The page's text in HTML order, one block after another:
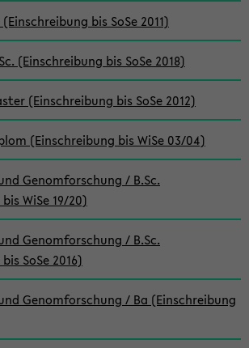
bis SoSe 2011)
(Einschreibung bis SoSe 2018)
(Einschreibung bis SoSe 2012)
(Einschreibung bis WiSe 03/04)
Genomforschung / B.Sc.
WiSe 19/20)
Genomforschung / B.Sc.
SoSe 2016)
Genomforschung / Ba (Einschreibung